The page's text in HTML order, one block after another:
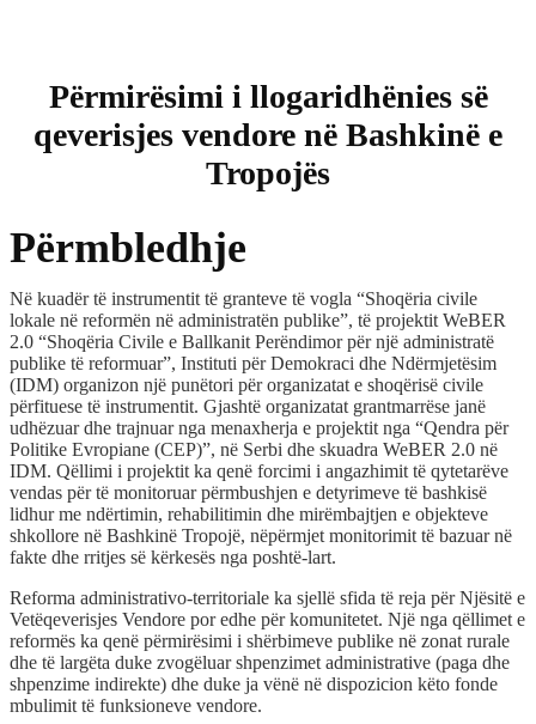
Përmirësimi i llogaridhënies së
qeverisjes vendore në Bashkinë e
Tropojës
Përmbledhje
Në kuadër të instrumentit të granteve të vogla “Shoqëria civile
lokale në reformën në administratën publike”, të projektit WeBER
2.0 “Shoqëria Civile e Ballkanit Perëndimor për një administratë
publike të reformuar”, Instituti për Demokraci dhe Ndërmjetësim
(IDM) organizon një punëtori për organizatat e shoqërisë civile
përfituese të instrumentit. Gjashtë organizatat grantmarrëse janë
udhëzuar dhe trajnuar nga menaxherja e projektit nga “Qendra për
Politike Evropiane (CEP)”, në Serbi dhe skuadra WeBER 2.0 në
IDM. Qëllimi i projektit ka qenë forcimi i angazhimit të qytetarëve
vendas për të monitoruar përmbushjen e detyrimeve të bashkisë
lidhur me ndërtimin, rehabilitimin dhe mirëmbajtjen e objekteve
shkollore në Bashkinë Tropojë, nëpërmjet monitorimit të bazuar në
fakte dhe rritjes së kërkesës nga poshtë-lart.
Reforma administrativo-territoriale ka sjellë sfida të reja për Njësitë e
Vetëqeverisjes Vendore por edhe për komunitetet. Një nga qëllimet e
reformës ka qenë përmirësimi i shërbimeve publike në zonat rurale
dhe të largëta duke zvogëluar shpenzimet administrative (paga dhe
shpenzime indirekte) dhe duke ja vënë në dispozicion këto fonde
mbulimit të funksioneve vendore.